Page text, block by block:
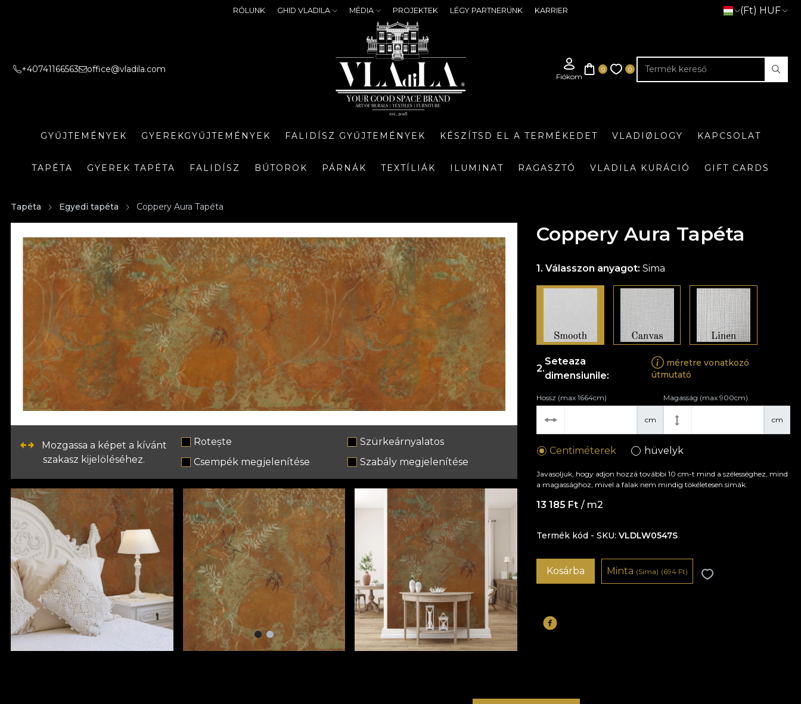
RÓLUNK GHID VLADILA MÉDIA PROJEKTEK LÉGY PARTNERÜNK KARRIER (Ft) HUF
+40741166563 office@vladila.com
GYŰJTEMÉNYEK GYEREKGYŰJTEMÉNYEK FALIDÍSZ GYŰJTEMÉNYEK KÉSZÍTSD EL A TERMÉKEDET VLADIØLOGY KAPCSOLAT
TAPÉTA GYEREK TAPÉTA FALIDÍSZ BÚTOROK PÁRNÁK TEXTÍLIÁK ILUMINAT RAGASZTÓ VLADILA KURÁCIÓ GIFT CARDS
Tapéta Egyedi tapéta Coppery Aura Tapéta
Mozgassa a képet a kívánt
szakasz kijelöléséhez.
Rotește
Szürkeárnyalatos
Csempék megjelenítése
Szabály megjelenítése
Coppery Aura Tapéta
Válasszon anyagot:Sima
Seteaza
dimensiunile:
méretre vonatkozó
útmutató
cm
Hossz (max 1664cm)
cm
Magasság (max 900cm)
Centiméterek hüvelyk
Javasoljuk, hogy adjon hozzá további 10 cm-t mind a szélességhez, mind
a magassághoz, mivel a falak nem mindig tökéletesen simák.
13 185 Ft / m2
Termék kód - SKU VLDLW0547S
Kosárba Minta (Sima) (694 Ft)